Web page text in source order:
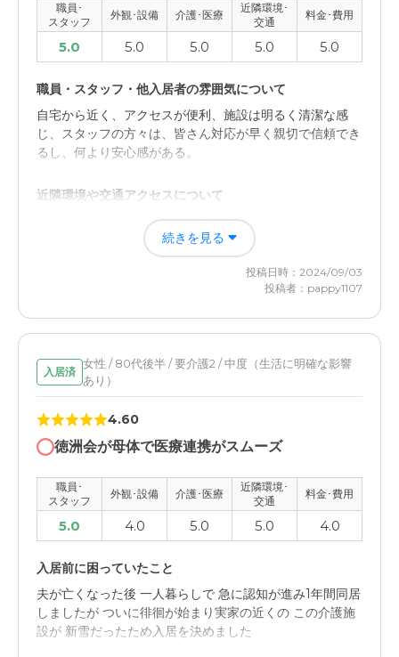
職員･
スタッフ
外観･設備 介護･医療
近隣環境･
交通
料金･費用
5.0 5.0 5.0 5.0 5.0
職員・スタッフ・他入居者の雰囲気について
自宅から近く、アクセスが便利、施設は明るく清潔な感
じ、スタッフの方々は、皆さん対応が早く親切で信頼でき
るし、何より安心感がある。
近隣環境や交通アクセスについて
アクセスは非常に良いと思うのですが、駐車場が施設の車
や業者の車との共用となっているため、たびたび駐車スペ
ースがないことがってそこだけが不便。
続きを見る
投稿日時：2024/09/03
投稿者：pappy1107
入居済
女性 / 80代後半 / 要介護2 / 中度（生活に明確な影響
あり）
4.60
徳洲会が母体で医療連携がスムーズ
職員･
スタッフ
外観･設備 介護･医療
近隣環境･
交通
料金･費用
5.0 4.0 5.0 5.0 4.0
入居前に困っていたこと
夫が亡くなった後 一人暮らしで 急に認知が進み1年間同居
しましたが ついに徘徊が始まり実家の近くの この介護施
設が 新雪だったため入居を決めました